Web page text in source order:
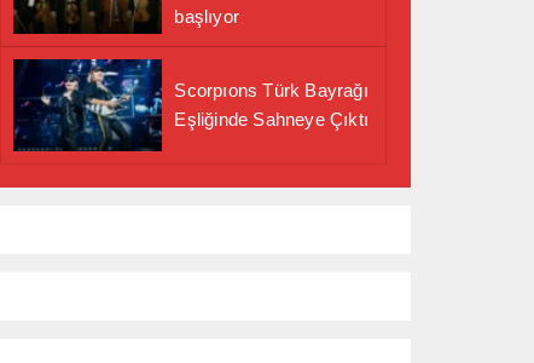
başlıyor
Scorpıons Türk Bayrağı
Eşliğinde Sahneye Çıktı